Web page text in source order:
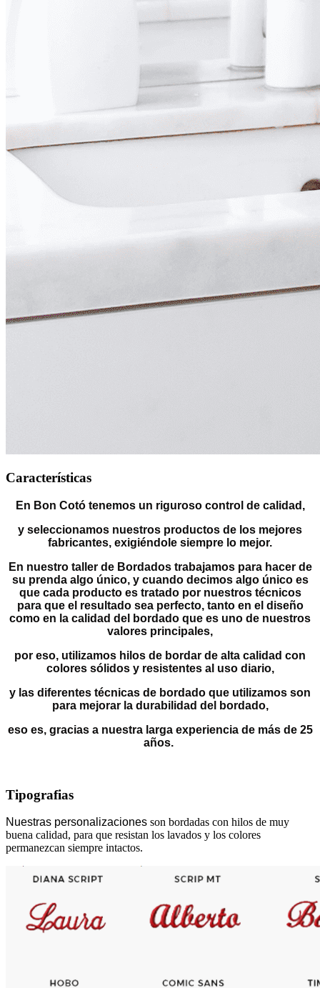
Características
En Bon Cotó tenemos un riguroso control de calidad,
y seleccionamos nuestros productos de los mejores
fabricantes, exigiéndole siempre lo mejor.
En nuestro taller de Bordados trabajamos para hacer de
su prenda algo único, y cuando decimos algo único es
que cada producto es tratado por nuestros técnicos
para que el resultado sea perfecto, tanto en el diseño
como en la calidad del bordado que es uno de nuestros
valores principales,
por eso, utilizamos hilos de bordar de alta calidad con
colores sólidos y resistentes al uso diario,
y las diferentes técnicas de bordado que utilizamos son
para mejorar la durabilidad del bordado,
eso es, gracias a nuestra larga experiencia de más de 25
años.
Tipografias
Nuestras personalizaciones son bordadas con hilos de muy
buena calidad, para que resistan los lavados y los colores
permanezcan siempre intactos.